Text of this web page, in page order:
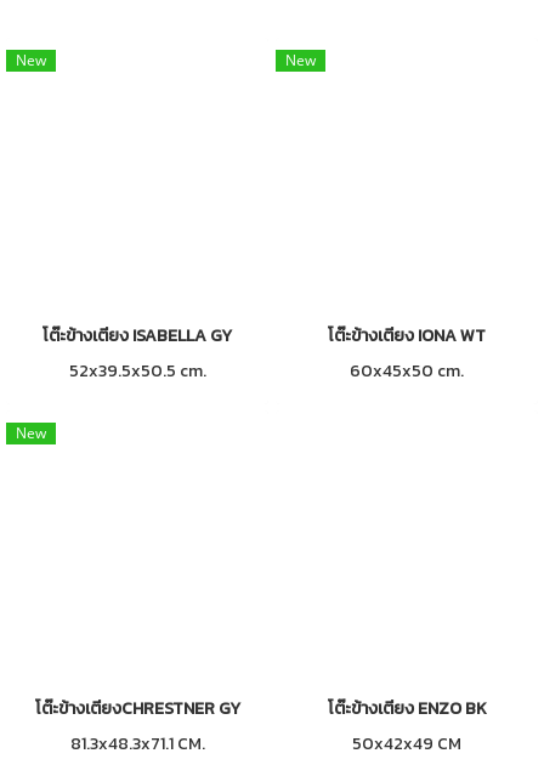
New
โต๊ะข้างเตียง ISABELLA GY
52x39.5x50.5 cm.
New
โต๊ะข้างเตียง IONA WT
60x45x50 cm.
New
โต๊ะข้างเตียงCHRESTNER GY
81.3x48.3x71.1 CM.
โต๊ะข้างเตียง ENZO BK
50x42x49 CM